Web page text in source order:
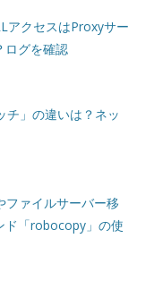
アクセスはProxyサー
ログを確認
チ」の違いは？ネッ
ァイルサーバー移
ド「robocopy」の使